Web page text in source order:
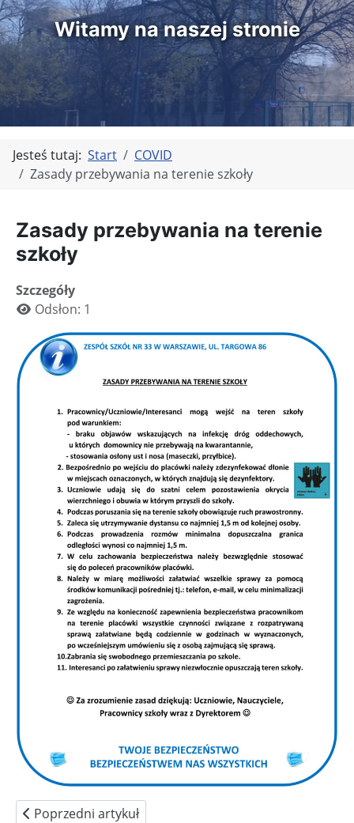
Witamy na naszej stronie
Jesteś tutaj: Start
COVID
Zasady przebywania na terenie szkoły
Zasady przebywania na terenie
szkoły
Szczegóły
Odsłon: 1
Poprzedni artykuł: Wskazówki dla ucznia i rodzica
Poprzedni artykuł